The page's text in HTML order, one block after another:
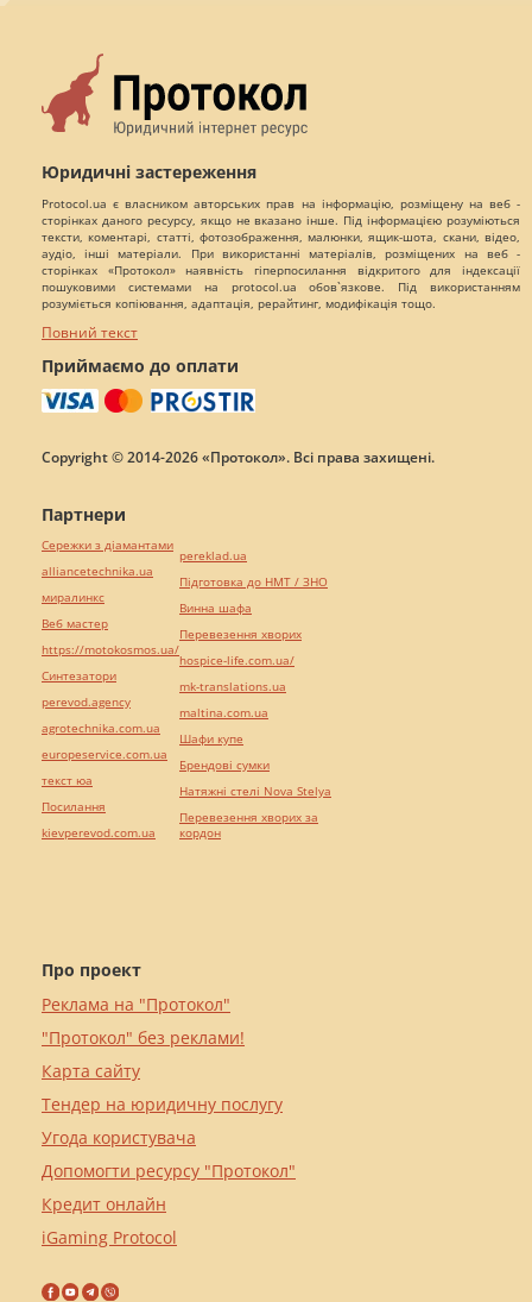
Юридичні застереження
Protocol.ua є власником авторських прав на інформацію, розміщену на веб -
сторінках даного ресурсу, якщо не вказано інше. Під інформацією розуміються
тексти, коментарі, статті, фотозображення, малюнки, ящик-шота, скани, відео,
аудіо, інші матеріали. При використанні матеріалів, розміщених на веб -
сторінках «Протокол» наявність гіперпосилання відкритого для індексації
пошуковими системами на protocol.ua обов`язкове. Під використанням
розуміється копіювання, адаптація, рерайтинг, модифікація тощо.
Повний текст
Приймаємо до оплати
Copyright © 2014-2026 «Протокол». Всі права захищені.
Про проект
Реклама на "Протокол"
"Протокол" без реклами!
Карта сайту
Тендер на юридичну послугу
Угода користувача
Допомогти ресурсу "Протокол"
Кредит онлайн
iGaming Protocol
Партнери
Сережки з діамантами
alliancetechnika.ua
миралинкс
Веб мастер
https://motokosmos.ua/
Синтезатори
perevod.agency
agrotechnika.com.ua
europeservice.com.ua
текст юа
Посилання
kievperevod.com.ua
pereklad.ua
Підготовка до НМТ / ЗНО
Винна шафа
Перевезення хворих
hospice-life.com.ua/
mk-translations.ua
maltina.com.ua
Шафи купе
Брендові сумки
Натяжні стелі Nova Stelya
Перевезення хворих за
кордон